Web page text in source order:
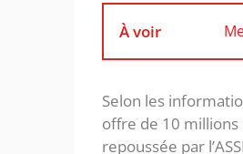
À voir
‎Selon les
offre de 10
repoussée par